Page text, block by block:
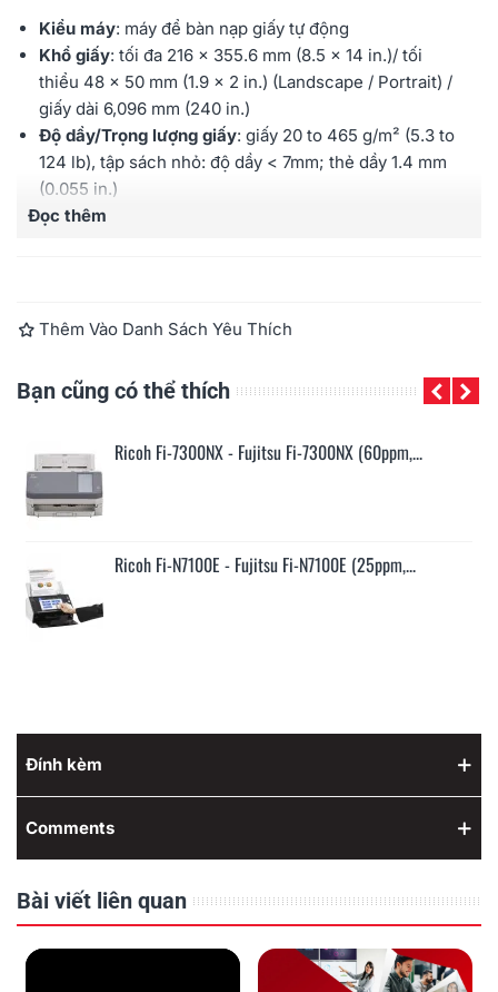
Kiểu máy: máy để bàn nạp giấy tự động
Khổ giấy: tối đa 216 x 355.6 mm (8.5 x 14 in.)/ tối
thiểu 48 x 50 mm (1.9 x 2 in.) (Landscape / Portrait) /
giấy dài 6,096 mm (240 in.)
Độ dầy/Trọng lượng giấy: giấy 20 to 465 g/m² (5.3 to
124 lb), tập sách nhỏ: độ dầy < 7mm; thẻ dầy 1.4 mm
(0.055 in.)
Tốc độ quét
Cảm biến hình ảnh: CIS
Độ phân giải quang học
Khay nạp : 100 tờ (định lượng
Ethernet: 10BASE-T, 100BASE-TX, 1000BASE-T
Bảo hành
Đọc thêm
Thêm Vào Danh Sách Yêu Thích
Bạn cũng có thể thích
Ricoh Fi-7300NX - Fujitsu Fi-7300NX (60ppm,...
Ricoh Fi-N7100E - Fujitsu Fi-N7100E (25ppm,...
Đính kèm
Comments
Bài viết liên quan